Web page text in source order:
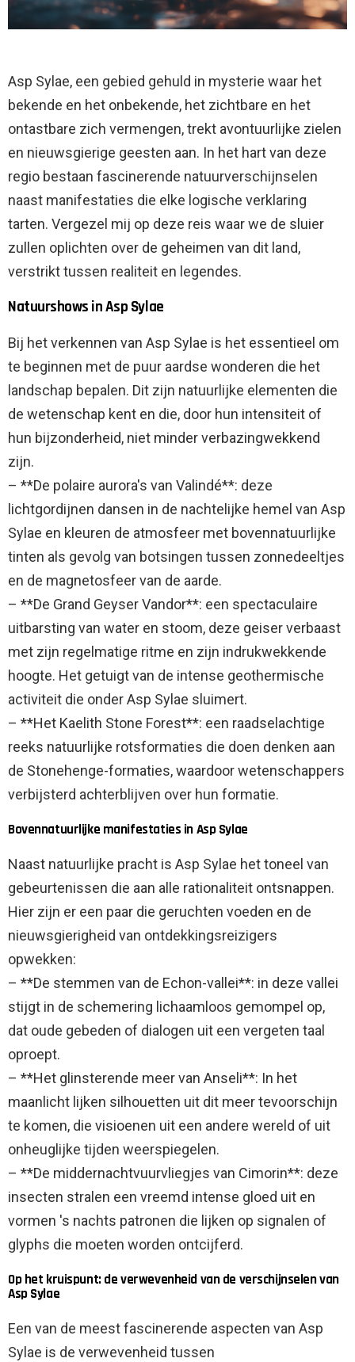
Asp Sylae, een gebied gehuld in mysterie waar het
bekende en het onbekende, het zichtbare en het
ontastbare zich vermengen, trekt avontuurlijke zielen
en nieuwsgierige geesten aan. In het hart van deze
regio bestaan ​​fascinerende natuurverschijnselen
naast manifestaties die elke logische verklaring
tarten. Vergezel mij op deze reis waar we de sluier
zullen oplichten over de geheimen van dit land,
verstrikt tussen realiteit en legendes.
Natuurshows in Asp Sylae
Bij het verkennen van Asp Sylae is het essentieel om
te beginnen met de puur aardse wonderen die het
landschap bepalen. Dit zijn natuurlijke elementen die
de wetenschap kent en die, door hun intensiteit of
hun bijzonderheid, niet minder verbazingwekkend
zijn.
– **De polaire aurora's van Valindé**: deze
lichtgordijnen dansen in de nachtelijke hemel van Asp
Sylae en kleuren de atmosfeer met bovennatuurlijke
tinten als gevolg van botsingen tussen zonnedeeltjes
en de magnetosfeer van de aarde.
– **De Grand Geyser Vandor**: een spectaculaire
uitbarsting van water en stoom, deze geiser verbaast
met zijn regelmatige ritme en zijn indrukwekkende
hoogte. Het getuigt van de intense geothermische
activiteit die onder Asp Sylae sluimert.
– **Het Kaelith Stone Forest**: een raadselachtige
reeks natuurlijke rotsformaties die doen denken aan
de Stonehenge-formaties, waardoor wetenschappers
verbijsterd achterblijven over hun formatie.
Bovennatuurlijke manifestaties in Asp Sylae
Naast natuurlijke pracht is Asp Sylae het toneel van
gebeurtenissen die aan alle rationaliteit ontsnappen.
Hier zijn er een paar die geruchten voeden en de
nieuwsgierigheid van ontdekkingsreizigers
opwekken:
– **De stemmen van de Echon-vallei**: in deze vallei
stijgt in de schemering lichaamloos gemompel op,
dat oude gebeden of dialogen uit een vergeten taal
oproept.
– **Het glinsterende meer van Anseli**: In het
maanlicht lijken silhouetten uit dit meer tevoorschijn
te komen, die visioenen uit een andere wereld of uit
onheuglijke tijden weerspiegelen.
– **De middernachtvuurvliegjes van Cimorin**: deze
insecten stralen een vreemd intense gloed uit en
vormen 's nachts patronen die lijken op signalen of
glyphs die moeten worden ontcijferd.
Op het kruispunt: de verwevenheid van de verschijnselen van
Asp Sylae
Een van de meest fascinerende aspecten van Asp
Sylae is de verwevenheid tussen